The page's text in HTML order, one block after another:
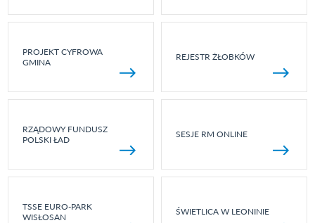
PROJEKT CYFROWA
GMINA
REJESTR ŻŁOBKÓW
RZĄDOWY FUNDUSZ
POLSKI ŁAD
SESJE RM ONLINE
TSSE EURO-PARK
WISŁOSAN
ŚWIETLICA W LEONINIE